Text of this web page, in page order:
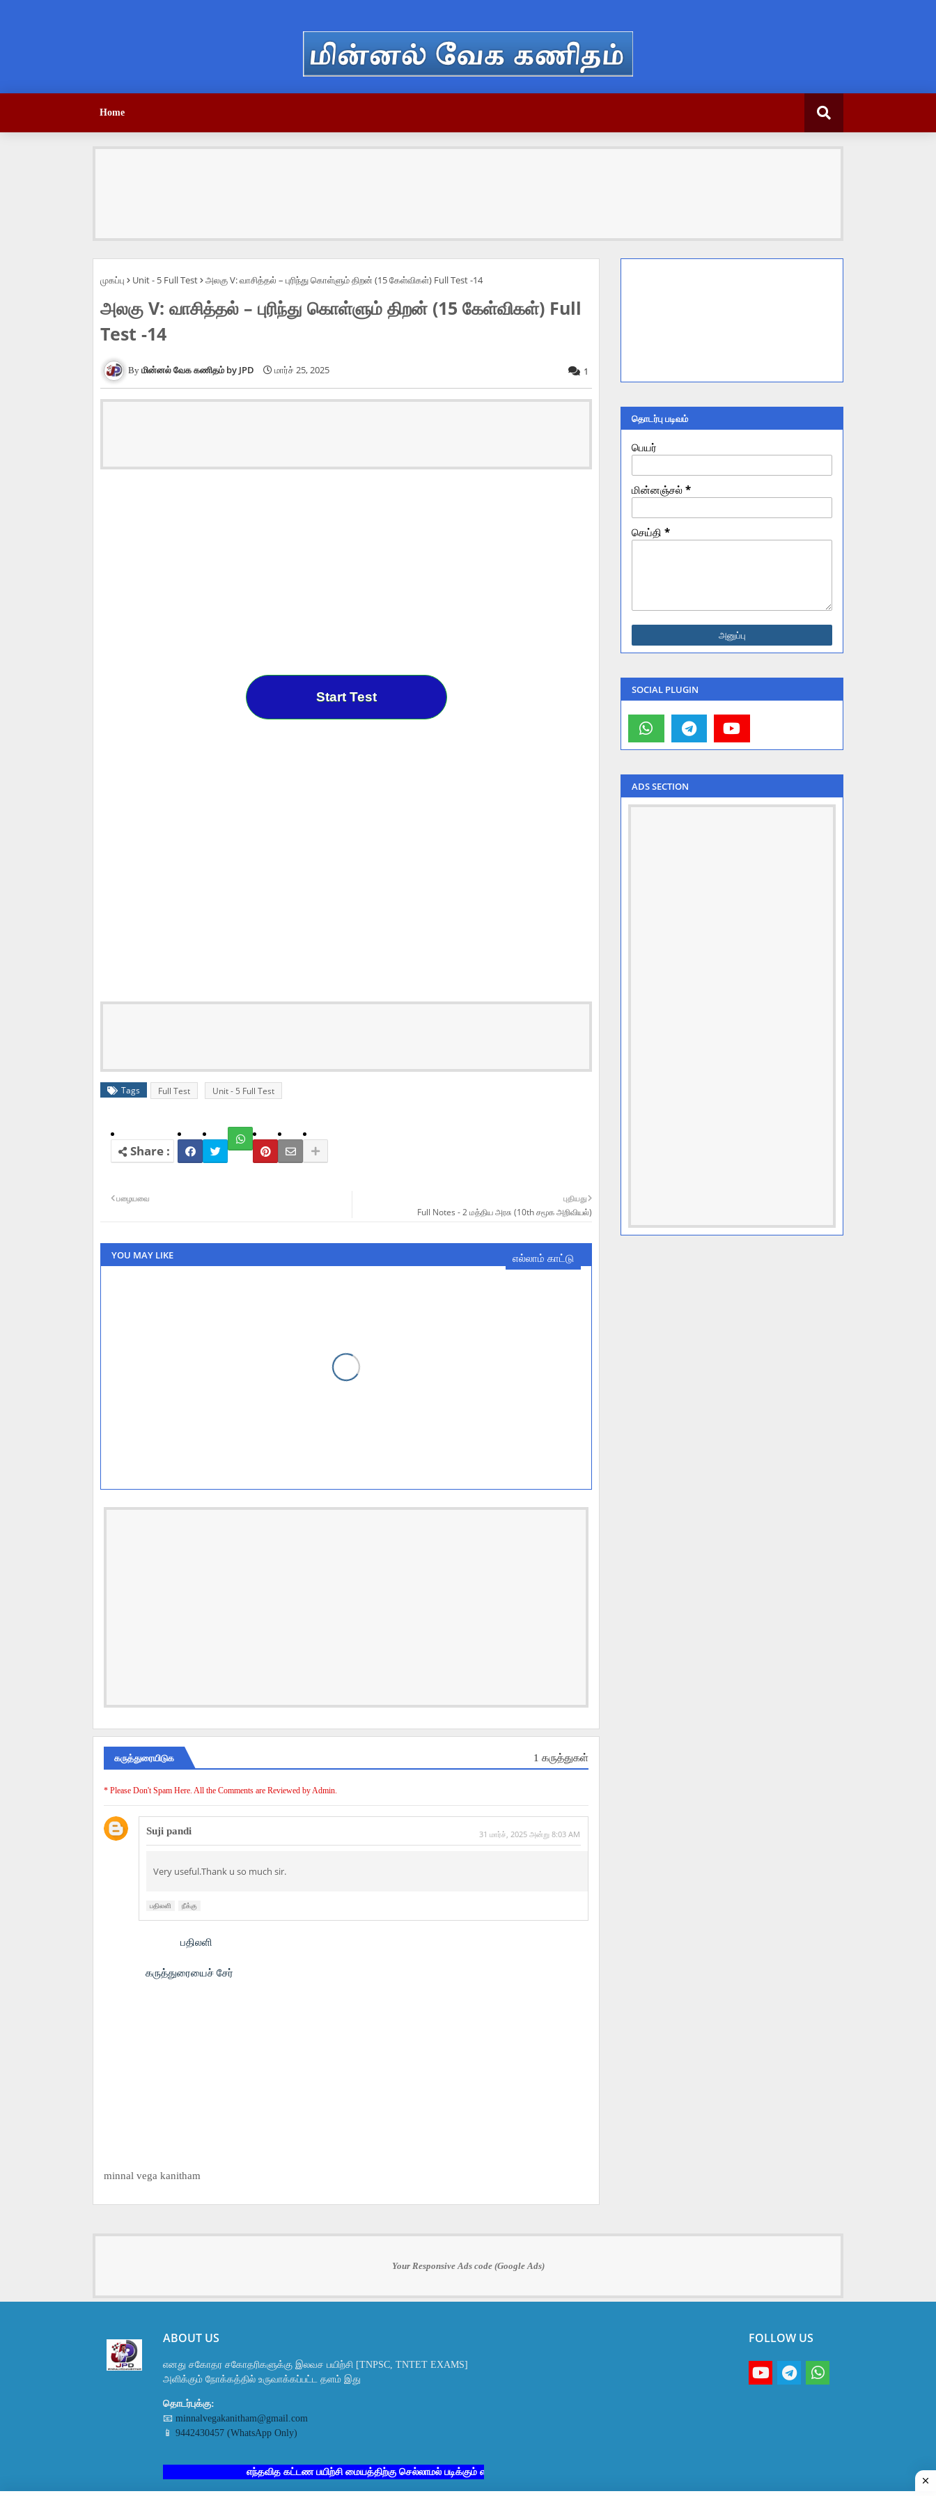
Home
முகப்பு Unit - 5 Full Test அலகு V: வாசித்தல் – புரிந்து கொள்ளும் திறன் (15 கேள்விகள்) Full Test -14
அலகு V: வாசித்தல் – புரிந்து கொள்ளும் திறன் (15 கேள்விகள்) Full
Test -14
மின்னல் வேக கணிதம் by JPD மார்ச் 25, 2025 1
Start Test
Tags Full Test Unit - 5 Full Test
புதியது
Full Notes - 2 மத்திய அரசு (10th சமூக அறிவியல்)
பழையவை
YOU MAY LIKE எல்லாம் காட்டு
கருத்துரையிடுக 1 கருத்துகள்
* Please Don't Spam Here. All the Comments are Reviewed by Admin.
Suji pandi 31 மார்ச், 2025 அன்று 8:03 AM
Very useful.Thank u so much sir.
பதிலளி நீக்கு
பதிலளி
கருத்துரையைச் சேர்
minnal vega kanitham
தொடர்பு படிவம்
பெயர்
மின்னஞ்சல் *
செய்தி *
SOCIAL PLUGIN
ADS SECTION
Your Responsive Ads code (Google Ads)
ABOUT US
எனது சகோதர சகோதரிகளுக்கு இலவச பயிற்சி [TNPSC, TNTET EXAMS]
அளிக்கும் நோக்கத்தில் உருவாக்கப்பட்ட தளம் இது
தொடர்புக்கு:
📧 minnalvegakanitham@gmail.com
📱 9442430457 (WhatsApp Only)
எந்தவித கட்டண பயிற்சி மையத்திற்கு செல்லாமல் படிக்கும் எனது சகோதர சகோதரிகளுக்கு மட்டும்
FOLLOW US